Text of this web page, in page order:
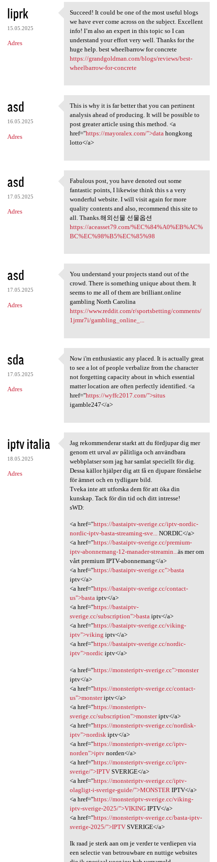
liprk
15.05.2025
Adres
Succeed! It could be one of
Succeed! It could be one of the most useful blogs
we have ever come across on the subject. Excellent
info! I’m also an expert in this topic so I can
understand your effort very well. Thanks for the
huge help. best wheelbarrow for concrete
https://grandgoldman.com/blogs/reviews/best-
wheelbarrow-for-concrete
asd
16.05.2025
Adres
This is why it is far better
This is why it is far better that you can pertinent
analysis ahead of producing. It will be possible to
post greater article using this method. <a
href="https://mayoralex.com/">datahongkong
lotto</a>
asd
17.05.2025
Adres
Fabulous post, you have
Fabulous post, you have denoted out some
fantastic points, I likewise think this s a very
wonderful website. I will visit again for more
quality contents and also, recommend this site to
all. Thanks.해외선물 선물옵션
https://aceasset79.com/%EC%84%A0%EB%AC%
BC%EC%98%B5%EC%85%98
asd
17.05.2025
Adres
You understand your projects
You understand your projects stand out of the
crowd. There is something unique about them. It
seems to me all of them are brilliant.online
gambling North Carolina
https://www.reddit.com/r/sportsbetting/comments/
1jrmr7i/gambling_online_...
sda
17.05.2025
Adres
Now i'm enthusiastic any
Now i'm enthusiastic any placed. It is actually great
to see a lot of people verbalize from the character
not forgetting capacity about in which essential
matter location are often perfectly identified. <a
href="https://wyffc2017.com/">situs
igamble247</a>
iptv italia
18.05.2025
Adres
Jag rekommenderar starkt att
Jag rekommenderar starkt att du fördjupar dig mer
genom ett urval av pålitliga och användbara
webbplatser som jag har samlat speciellt för dig.
Dessa källor hjälper dig att få en djupare förståelse
för ämnet och en tydligare bild.
Tveka inte att utforska dem för att öka din
kunskap. Tack för din tid och ditt intresse!
sWD:
<a href="https://bastaiptv-sverige.cc/iptv-nordic-
nordic-iptv-basta-streaming-sve...NORDIC</a>
<a href="https://bastaiptv-sverige.cc/premium-
iptv-abonnemang-12-manader-streamin...äs mer om
vårt premium IPTV-abonnemang</a>
<a href="https://bastaiptv-sverige.cc">basta
iptv</a>
<a href="https://bastaiptv-sverige.cc/contact-
us">bastaiptv</a>
<a href="https://bastaiptv-
sverige.cc/subscription">bastaiptv</a>
<a href="https://bastaiptv-sverige.cc/viking-
iptv">viking iptv</a>
<a href="https://bastaiptv-sverige.cc/nordic-
iptv">nordiciptv</a>
<a href="https://monsteriptv-sverige.cc">monster
iptv</a>
<a href="https://monsteriptv-sverige.cc/contact-
us">monsteriptv</a>
<a href="https://monsteriptv-
sverige.cc/subscription">monsteriptv</a>
<a href="https://monsteriptv-sverige.cc/nordisk-
iptv">nordisk iptv</a>
<a href="https://monsteriptv-sverige.cc/iptv-
norden">iptvnorden</a>
<a href="https://monsteriptv-sverige.cc/iptv-
sverige/">IPTVSVERIGE</a>
<a href="https://monsteriptv-sverige.cc/iptv-
olagligt-i-sverige-guide/">MONSTER IPTV</a>
<a href="https://monsteriptv-sverige.cc/viking-
iptv-sverige-2025/">VIKINGIPTV</a>
<a href="https://monsteriptv-sverige.cc/basta-iptv-
sverige-2025/">IPTVSVERIGE</a>
Ik raad je sterk aan om je verder te verdiepen via
een selectie van betrouwbare en nuttige websites